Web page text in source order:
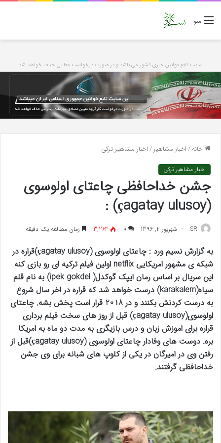
منو
سایت تابع قوانین جاری کشور می باشد و در صورت درخواست مطلبی حذف خواهد شد
خانه/اخبار مشاهیر/اخبار مشاهیر ترکی
اخبار مشاهیر ترکی
جشن خداحافظی چاعتای اولوسوی
(çagatay ulusoy) :
SR شهریور 2, 1396 ۰ 3,263 زمان مطالعه یک دقیقه
به گزارش نسیم ورد : چاعتای اولوسوی (çagatay ulusoy)قراره در
شبکه ی مشهور امریکایی netflix اولین فیلم ترکیه ای رو بازی کنه
این سریال بر اساس رمان ایپک گوکدل( ipek gokdel) به نام قلم
سیاه(karakalem) درست خواهد شد که قراره در اخر سال شروع
به درست کردنش بکنند و در 2018 قرار است پخش بشه. چاعتای
اولوسوی(çagatay ulusoy) قبل از روز های سخت فیلم برداری
قراره برای اموزش زبان و درس بازیگری به مدت دو ماه به امریکا
بره. دوست های وفادار چاعتای اولوسوی (çagatay ulusoy)قبل از
رفتن وی در امیرگان در یکی از کلوپ های شبانه برای وی جشن
خداحافظی گرفتند.